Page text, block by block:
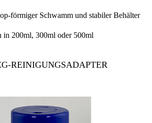
förmiger Schwamm und stabiler Behälter
in 200ml, 300ml oder 500ml
REINIGUNGSADAPTER